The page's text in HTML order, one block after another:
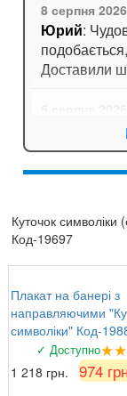
8 серпня
Юрий:
Доставили
:
вчителі
комплект
найвищому
Куточок символіки
Код-19697
Плакат на банері з
направляючими
символіки" Код-
✓ Доступно
1 218 грн. 974